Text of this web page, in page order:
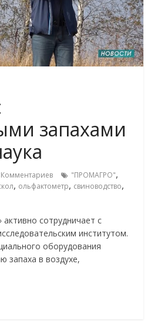
запахами
Комментариев "ПРОМАГРО",
, ольфактометр, свиноводство,
сотрудничает с
институтом.
оборудования
запаха в воздухе,